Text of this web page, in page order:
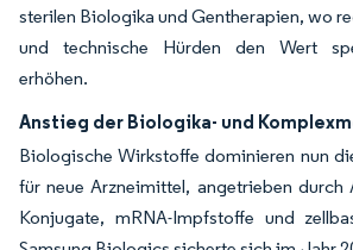
sterilen Biologika und Gentherapien, wo
und technische Hürden den Wert
erhöhen.
Anstieg der Biologika- und
Biologische Wirkstoffe dominieren nun
für neue Arzneimittel, angetrieben durch
Konjugate, mRNA-Impfstoffe und